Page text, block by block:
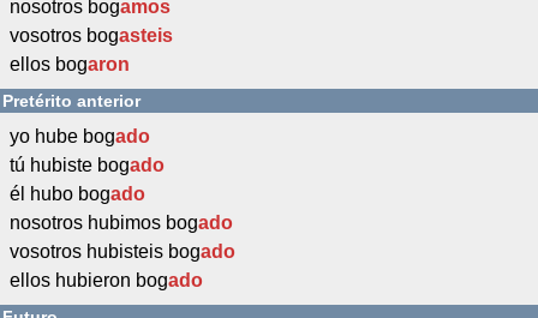
nosotros bogamos
vosotros bogasteis
ellos bogaron
Pretérito anterior
yo hube bogado
tú hubiste bogado
él hubo bogado
nosotros hubimos bogado
vosotros hubisteis bogado
ellos hubieron bogado